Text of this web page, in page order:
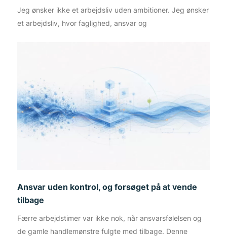
Jeg ønsker ikke et arbejdsliv uden ambitioner. Jeg ønsker
et arbejdsliv, hvor faglighed, ansvar og
Ansvar uden kontrol, og forsøget på at vende
tilbage
Færre arbejdstimer var ikke nok, når ansvarsfølelsen og
de gamle handlemønstre fulgte med tilbage. Denne